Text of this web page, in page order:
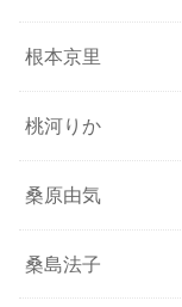
根本京里
桃河りか
桑原由気
桑島法子